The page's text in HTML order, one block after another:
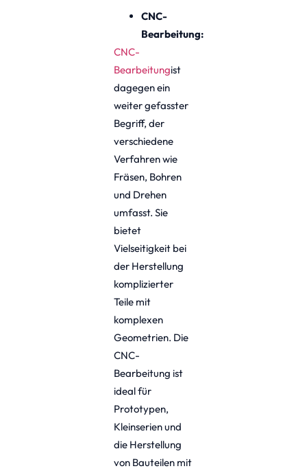
CNC-
Bearbeitung:
CNC-
Bearbeitungist
dagegen ein
weiter gefasster
Begriff, der
verschiedene
Verfahren wie
Fräsen, Bohren
und Drehen
umfasst. Sie
bietet
Vielseitigkeit bei
der Herstellung
komplizierter
Teile mit
komplexen
Geometrien. Die
CNC-
Bearbeitung ist
ideal für
Prototypen,
Kleinserien und
die Herstellung
von Bauteilen mit